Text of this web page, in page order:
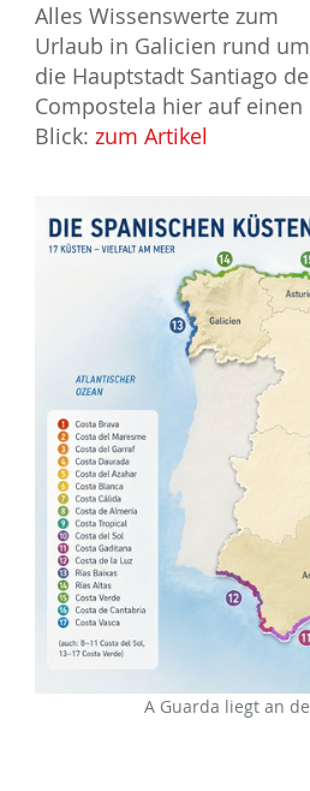
Alles Wissenswerte zum
Urlaub in Galicien rund um
die Hauptstadt Santiago de
Compostela hier auf einen
Blick: zum Artikel
A Guarda liegt an